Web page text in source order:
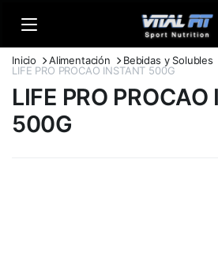
Inicio Alimentación
Bebidas y Solubles
LIFE PRO PROCAO INSTANT 500G
LIFE PRO
500G